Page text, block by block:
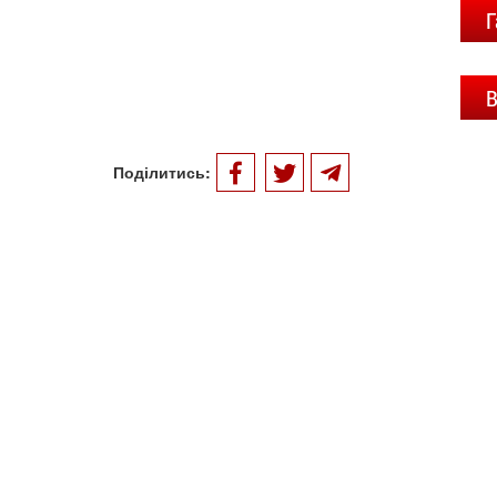
Поділитись: